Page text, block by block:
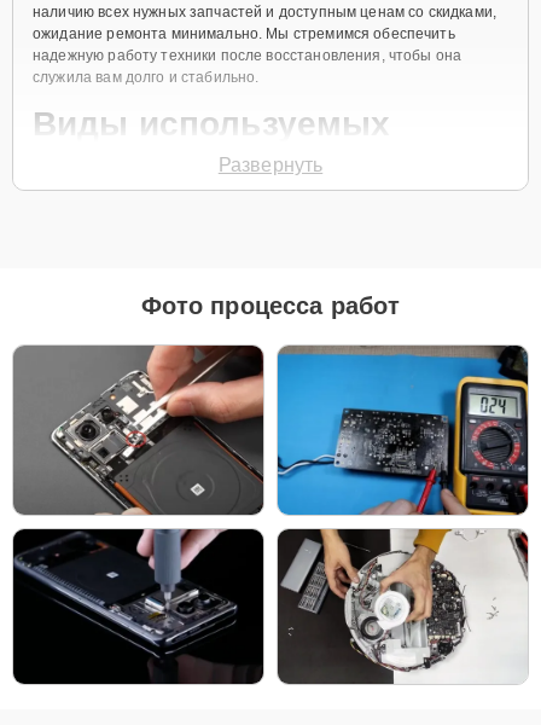
наличию всех нужных запчастей и доступным ценам со скидками,
ожидание ремонта минимально. Мы стремимся обеспечить
надежную работу техники после восстановления, чтобы она
служила вам долго и стабильно.
Виды используемых
от бюджета и предпочтений.
Для новых устройств, которые планируется
использовать на долгий срок, лучшим выбором
станут оригинальные запчасти, так как они
обеспечат полную совместимость и долгий срок
службы.
Если вы планируете обновить устройство в
ближайшее время, установка качественного
аналога позволит снизить затраты без ущерба
надежности.
Независимо от выбора, мы гарантируем высокое качество каждой
детали, будь то оригинальные компоненты или надежные аналоги
от проверенных производителей.
Развернуть
Фото процесса работ